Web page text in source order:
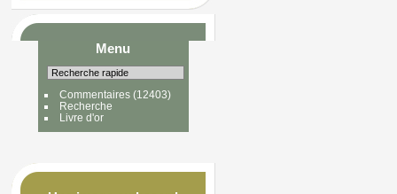
Menu
Commentaires(12403)
Recherche
Livre d'or